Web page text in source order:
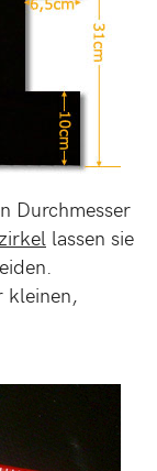
Durchmesser
lassen sie
kleinen,